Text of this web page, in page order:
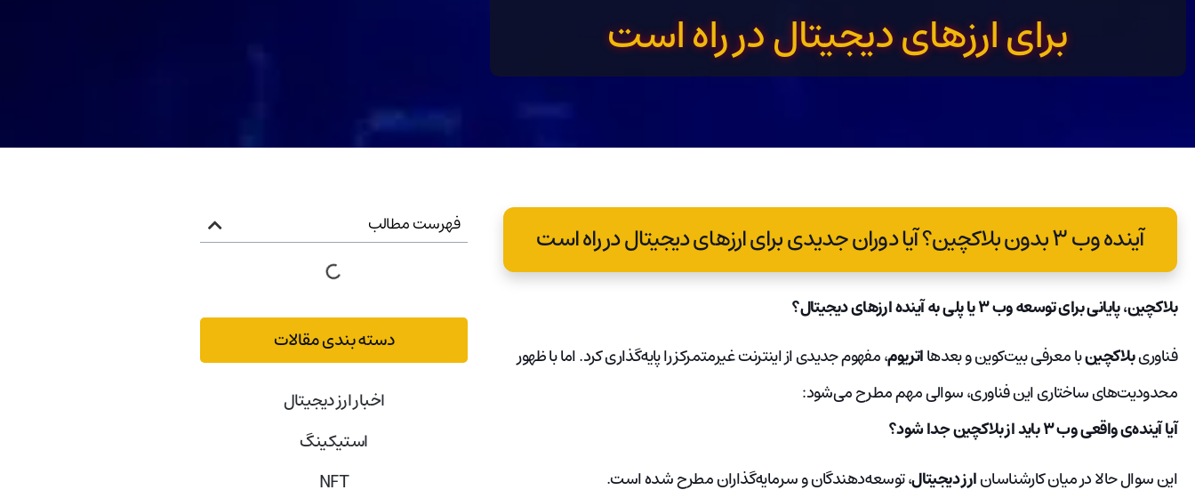
برای ارزهای دیجیتال در راه است
آینده وب ۳ بدون بلاکچین؟ آیا دوران جدیدی برای ارزهای دیجیتال در راه است
بلاکچین، پایانی برای توسعه وب ۳ یا پلی به آینده ارزهای دیجیتال؟
فناوریبلاکچینبا معرفی بیت‌کوین و بعدهااتریوم، مفهوم جدیدی از اینترنت غیرمتمرکز را پایه‌گذاری کرد. اما با ظهور
محدودیت‌های ساختاری این فناوری، سوالی مهم مطرح می‌شود:
آیا آینده‌ی واقعی وب ۳ باید از بلاکچین جدا شود؟
این سوال حالا در میان کارشناسانارز دیجیتال، توسعه‌دهندگان و سرمایه‌گذاران مطرح شده است.
فهرست مطالب
دسته بندی مقالات
اخبار ارز دیجیتال
استیکینگ
NFT